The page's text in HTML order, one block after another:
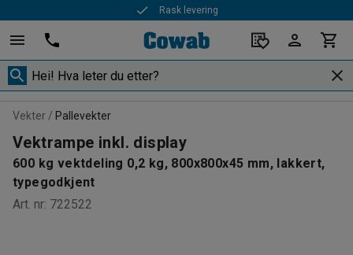
Rask levering
Vekter Pallevekter
Vektrampe inkl. display
600 kg vektdeling 0,2 kg, 800x800x45 mm, lakkert,
typegodkjent
Art. nr: 722522